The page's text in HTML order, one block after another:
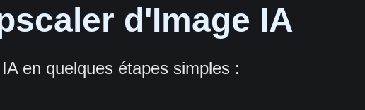
d'Image IA
en quelques étapes simples :